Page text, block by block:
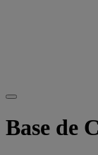
Base de